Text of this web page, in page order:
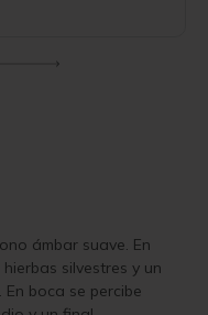
ámbar suave. En
silvestres y un
boca se percibe